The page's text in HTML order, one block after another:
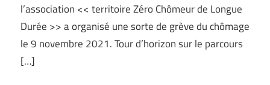
l’association << territoire Zéro Chômeur de Longue
Durée >> a organisé une sorte de grève du chômage
le 9 novembre 2021. Tour d’horizon sur le parcours
[…]